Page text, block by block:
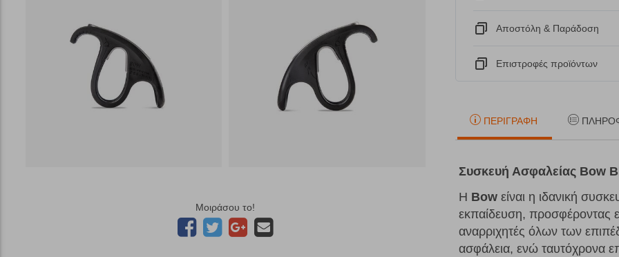
Μοιράσου το!
Αποστόλη & Παράδοση
Eπιστροφές προϊόντων
ΠΕΡΙΓΡΑΦΉ
Συσκευή Ασφαλείας Bow
Η Bow είναι η ιδανική
εκπαίδευση, προσφέροντας
αναρριχητές όλων των
ασφάλεια, ενώ ταυτόχρονα